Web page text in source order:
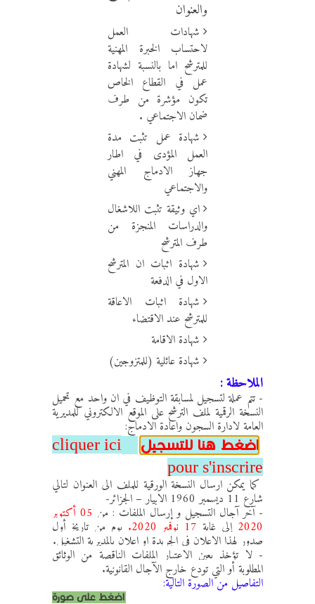
والعنوان
شهادات العمل
لاحتساب الخبرة المهنية
للمترشح اما بالنسبة لشهادة
عمل في القطاع الخاص
تكون مؤشرة من طرف
ضمان الاجتماعي .
شهادة عمل تثبت مدة
العمل المؤدى في اطار
جهاز الادماج المهني
والاجتماعي
اي وثيقة تثبت اللاشغال
والدراسات المنجزة من
طرف المترشح
شهادة اثبات ان المترشح
الاول في الدفعة
شهادة اثبات الاعاقة
للمترشح عند الاقتضاء
شهادة الاقامة
شهادة عائلية (للمتزوجين)
الملاحظة :
- تتم عملة لتسجيل لمسابقة التوظيف في ان واحد مع تحميل
النسخة الرقمية لملف الترشح على الموقع الالكتروني للمديرية
العامة لادارة السجون واعادة الادماج:
اضغط هنا للتسجيل
cliquer ici
pour s'inscrire
كما يمكن ارسال النسخة الورقية للملف الى العنوان لتالي
شارع 11 ديسمبر 1960 الابيار – الجزائر-
- آخر آجال التسجيل و إرسال الملفات : من 05 أكتوبر
2020 إلى غاية 17 نوفمبر 2020. يوم من تاريخ أول
صدور لهذا الإعلان في الجريدة او اعلان بالمديرية التشغيل.
- لا تؤخذ بعين الإعتبار الملفات الناقصة من الوثائق
المطلوبة أو التي تودع خارج الآجال القانونية.
التفاصيل من الصورة التالية:
اضغط على صورة